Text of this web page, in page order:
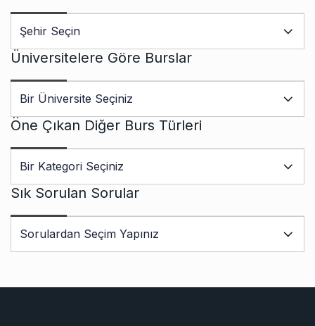
Üniversitelere Göre Burslar
Öne Çıkan Diğer Burs Türleri
Sık Sorulan Sorular